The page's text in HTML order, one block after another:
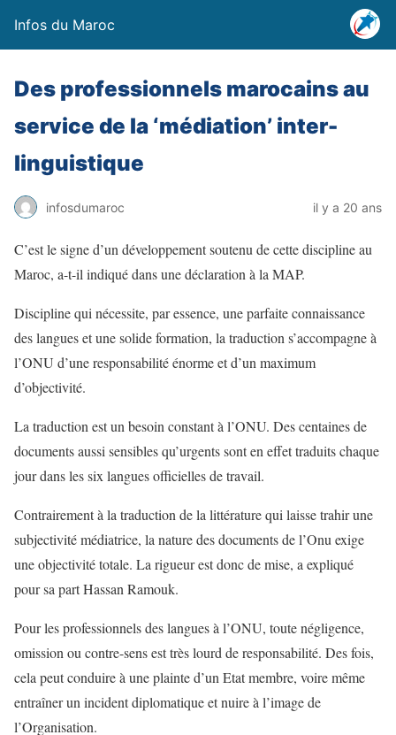
Infos du Maroc
Des professionnels marocains au
service de la ‘médiation’ inter-
linguistique
infosdumaroc il y a 20 ans
C’est le signe d’un développement soutenu de cette discipline au
Maroc, a-t-il indiqué dans une déclaration à la MAP.
Discipline qui nécessite, par essence, une parfaite connaissance
des langues et une solide formation, la traduction s’accompagne à
l’ONU d’une responsabilité énorme et d’un maximum
d’objectivité.
La traduction est un besoin constant à l’ONU. Des centaines de
documents aussi sensibles qu’urgents sont en effet traduits chaque
jour dans les six langues officielles de travail.
Contrairement à la traduction de la littérature qui laisse trahir une
subjectivité médiatrice, la nature des documents de l’Onu exige
une objectivité totale. La rigueur est donc de mise, a expliqué
pour sa part Hassan Ramouk.
Pour les professionnels des langues à l’ONU, toute négligence,
omission ou contre-sens est très lourd de responsabilité. Des fois,
cela peut conduire à une plainte d’un Etat membre, voire même
entraîner un incident diplomatique et nuire à l’image de
l’Organisation.